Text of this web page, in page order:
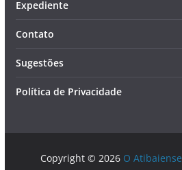
Expediente
Contato
Sugestões
Política de Privacidade
Copyright © 2026 O Atibaiense